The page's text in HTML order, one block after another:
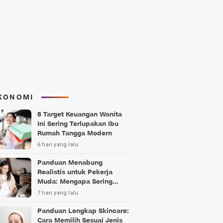
8 Target Keuangan Wanita
Ini Sering Terlupakan Ibu
Rumah Tangga Modern
6 hari yang lalu
Panduan Menabung
Realistis untuk Pekerja
Muda: Mengapa Sering
Gagal?
7 hari yang lalu
Panduan Lengkap Skincare:
Cara Memilih Sesuai Jenis